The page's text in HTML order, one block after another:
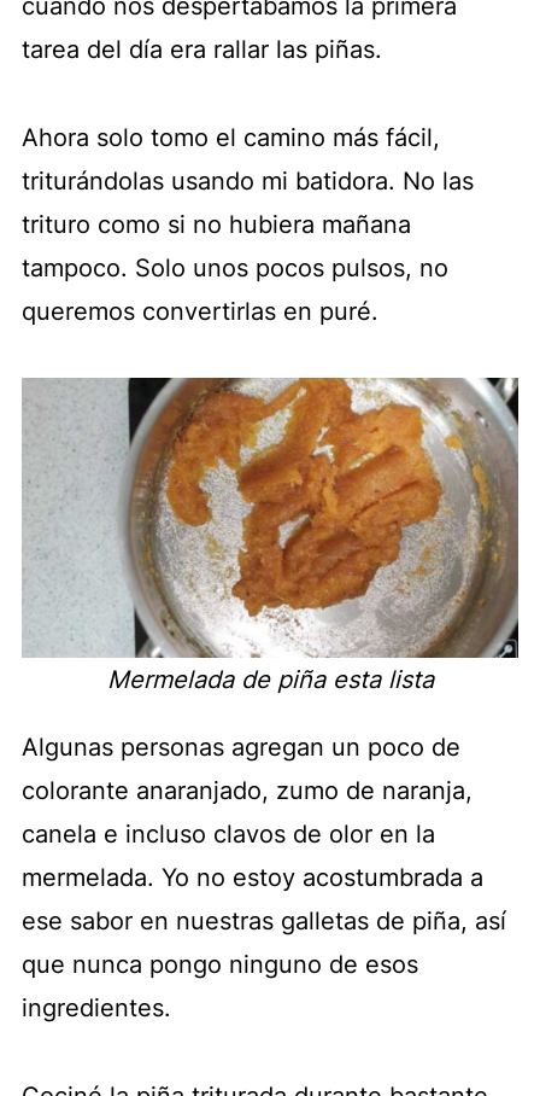
cuando nos despertábamos la primera
tarea del día era rallar las piñas.
Ahora solo tomo el camino más fácil,
triturándolas usando mi batidora. No las
trituro como si no hubiera mañana
tampoco. Solo unos pocos pulsos, no
queremos convertirlas en puré.
Mermelada de piña esta lista
Algunas personas agregan un poco de
colorante anaranjado, zumo de naranja,
canela e incluso clavos de olor en la
mermelada. Yo no estoy acostumbrada a
ese sabor en nuestras galletas de piña, así
que nunca pongo ninguno de esos
ingredientes.